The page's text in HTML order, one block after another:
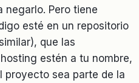
negarlo. Pero tiene
esté en un repositorio
que las
estén a tu nombre,
proyecto sea parte de la